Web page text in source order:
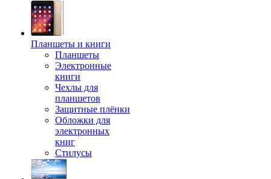
Планшеты и книги
Планшеты
Электронные
книги
Чехлы для
планшетов
Защитные плёнки
Обложки для
электронных
книг
Стилусы